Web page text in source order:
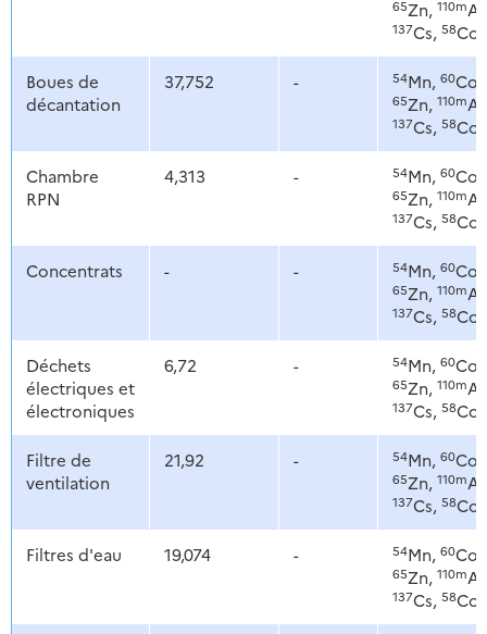
65Zn, 110m
137Cs, 58Co
Boues de
décantation
37,752 - 54Mn, 60Co,
65Zn, 110m
137Cs, 58Co
Chambre
RPN
4,313 - 54Mn, 60Co,
65Zn, 110m
137Cs, 58Co
Concentrats - - 54Mn, 60Co,
65Zn, 110m
137Cs, 58Co
Déchets
électriques et
électroniques
6,72 - 54Mn, 60Co,
65Zn, 110m
137Cs, 58Co
Filtre de
ventilation
21,92 - 54Mn, 60Co,
65Zn, 110m
137Cs, 58Co
Filtres d'eau 19,074 - 54Mn, 60Co,
65Zn, 110m
137Cs, 58Co